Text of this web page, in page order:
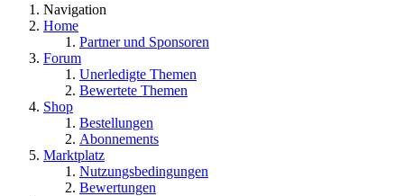
Navigation
Home
Partner und Sponsoren
Forum
Unerledigte Themen
Bewertete Themen
Shop
Bestellungen
Abonnements
Marktplatz
Nutzungsbedingungen
Bewertungen